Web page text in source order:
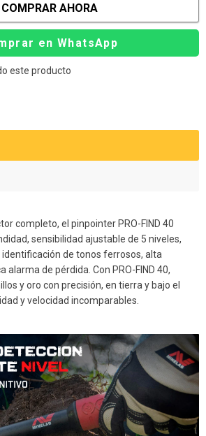
COMPRAR AHORA
en WhatsApp
este producto
completo, el pinpointer PRO-FIND 40
sensibilidad ajustable de 5 niveles,
de tonos ferrosos, alta
alarma de pérdida. Con PRO-FIND 40,
y oro con precisión, en tierra y bajo el
y velocidad incomparables.